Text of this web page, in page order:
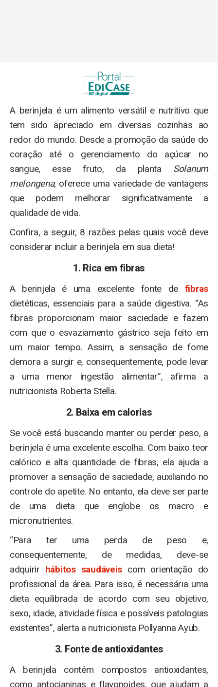
A berinjela é um alimento versátil e nutritivo que
tem sido apreciado em diversas cozinhas ao
redor do mundo. Desde a promoção da saúde do
coração até o gerenciamento do açúcar no
sangue, esse fruto, da planta Solanum
melongena, oferece uma variedade de vantagens
que podem melhorar significativamente a
qualidade de vida.
Confira, a seguir, 8 razões pelas quais você deve
considerar incluir a berinjela em sua dieta!
1. Rica em fibras
A berinjela é uma excelente fonte de fibras
dietéticas, essenciais para a saúde digestiva. “As
fibras proporcionam maior saciedade e fazem
com que o esvaziamento gástrico seja feito em
um maior tempo. Assim, a sensação de fome
demora a surgir e, consequentemente, pode levar
a uma menor ingestão alimentar”, afirma a
nutricionista Roberta Stella.
2. Baixa em calorias
Se você está buscando manter ou perder peso, a
berinjela é uma excelente escolha. Com baixo teor
calórico e alta quantidade de fibras, ela ajuda a
promover a sensação de saciedade, auxiliando no
controle do apetite. No entanto, ela deve ser parte
de uma dieta que englobe os macro e
micronutrientes.
“Para ter uma perda de peso e,
consequentemente, de medidas, deve-se
adquirir hábitos saudáveis com orientação do
profissional da área. Para isso, é necessária uma
dieta equilibrada de acordo com seu objetivo,
sexo, idade, atividade física e possíveis patologias
existentes”, alerta a nutricionista Pollyanna Ayub.
3. Fonte de antioxidantes
A berinjela contém compostos antioxidantes,
como antocianinas e flavonoides, que ajudam a